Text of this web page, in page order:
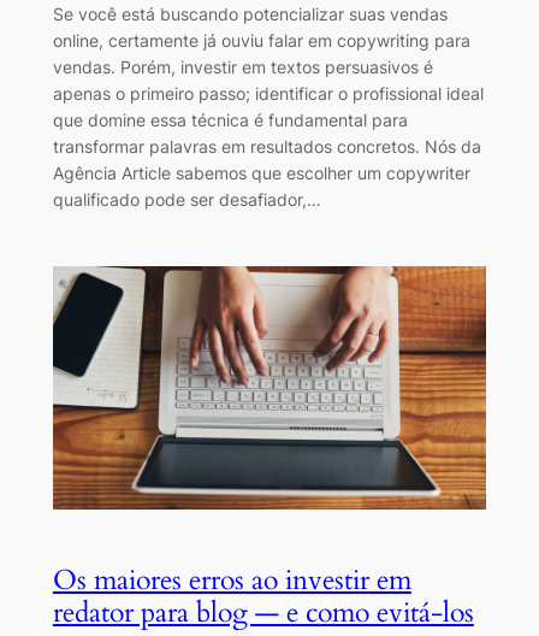
Se você está buscando potencializar suas vendas
online, certamente já ouviu falar em copywriting para
vendas. Porém, investir em textos persuasivos é
apenas o primeiro passo; identificar o profissional ideal
que domine essa técnica é fundamental para
transformar palavras em resultados concretos. Nós da
Agência Article sabemos que escolher um copywriter
qualificado pode ser desafiador,…
Os maiores erros ao investir em
redator para blog — e como evitá-los